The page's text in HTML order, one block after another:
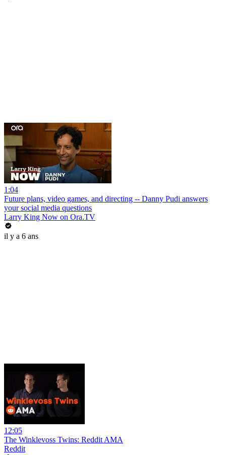
1:04
Future plans, video games, and directing -- Danny Pudi answers
your social media questions
Larry King Now on Ora.TV
il y a 6 ans
12:05
The Winklevoss Twins: Reddit AMA
Reddit